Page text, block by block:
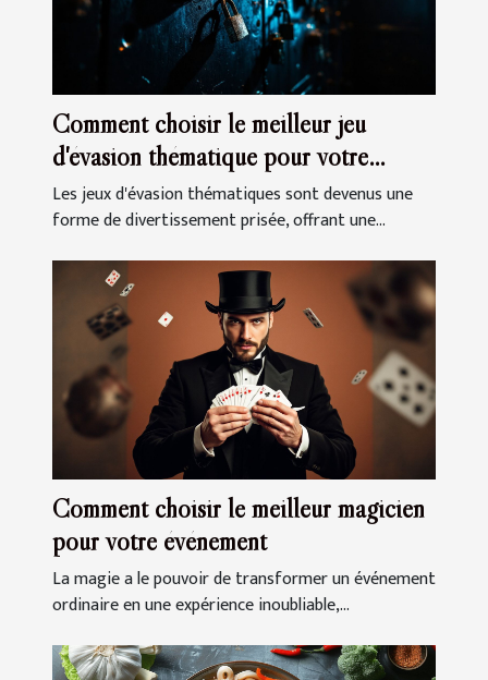
Comment choisir le meilleur jeu
d'évasion thématique pour votre
prochaine sortie
Les jeux d'évasion thématiques sont devenus une
forme de divertissement prisée, offrant une...
Comment choisir le meilleur magicien
pour votre événement
La magie a le pouvoir de transformer un événement
ordinaire en une expérience inoubliable,...